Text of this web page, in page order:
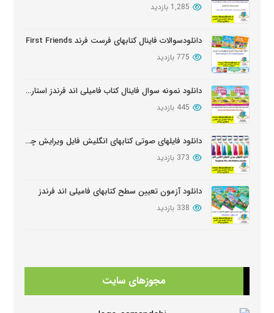
دانلود سوالات کتابهای Oxford Discover
1,285 بازدید
دانلودسوالات فاینال کتابهای فرست فرند First Friends
775 بازدید
دانلود نمونه سوال فاینال کتاب فامیلی اند فرندز استارتر ویرایش دوم
445 بازدید
دانلود فایلهای صوتی کتابهای انگلیش فایل ویرایش چهارم English File Edition Audio
373 بازدید
دانلود آزمون تعیین سطح کتابهای فامیلی اند فرندز
338 بازدید
مجوزهای سایت